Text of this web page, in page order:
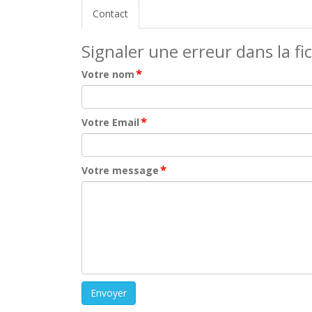
Contact
Signaler une erreur dans la
Votre nom*
Votre Email*
Votre message*